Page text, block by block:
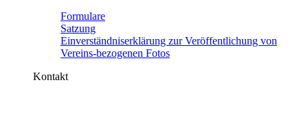
Formulare
Satzung
Einverständniserklärung zur Veröffentlichung von
Vereins-bezogenen Fotos
Kontakt